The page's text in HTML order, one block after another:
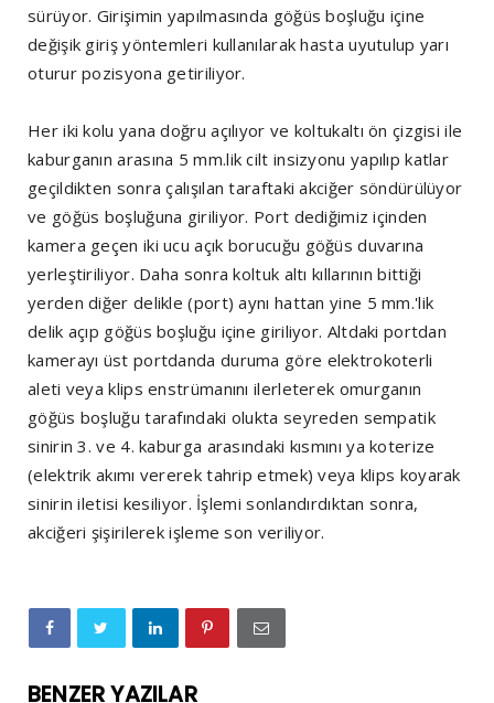
sürüyor. Girişimin yapılmasında göğüs boşluğu içine
değişik giriş yöntemleri kullanılarak hasta uyutulup yarı
oturur pozisyona getiriliyor.
Her iki kolu yana doğru açılıyor ve koltukaltı ön çizgisi ile
kaburganın arasına 5 mm.lik cilt insizyonu yapılıp katlar
geçildikten sonra çalışılan taraftaki akciğer söndürülüyor
ve göğüs boşluğuna giriliyor. Port dediğimiz içinden
kamera geçen iki ucu açık borucuğu göğüs duvarına
yerleştiriliyor. Daha sonra koltuk altı kıllarının bittiği
yerden diğer delikle (port) aynı hattan yine 5 mm.'lik
delik açıp göğüs boşluğu içine giriliyor. Altdaki portdan
kamerayı üst portdanda duruma göre elektrokoterli
aleti veya klips enstrümanını ilerleterek omurganın
göğüs boşluğu tarafındaki olukta seyreden sempatik
sinirin 3. ve 4. kaburga arasındaki kısmını ya koterize
(elektrik akımı vererek tahrip etmek) veya klips koyarak
sinirin iletisi kesiliyor. İşlemi sonlandırdıktan sonra,
akciğeri şişirilerek işleme son veriliyor.
BENZER YAZILAR